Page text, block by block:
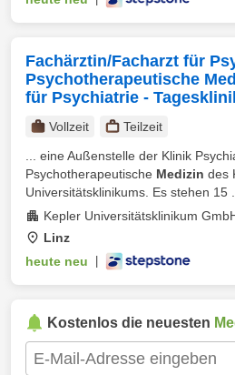
Fachärztin/Facharzt für
Psychotherapeutische
für Psychiatrie -
Vollzeit
Teilzeit
... eine Außenstelle der Klinik
Psychotherapeutische Medizin des
Universitätsklinikums. Es stehen 15 ...
Kepler Universitätsklinikum
Linz
heute neu
Kostenlos die neuesten